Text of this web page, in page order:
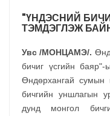
"ҮНДЭСНИЙ
ТЭМДЭГЛЭЖ
Увс /МОНЦАМЭ/.
бичиг үсгийн
Өндөрхангай сумын
бичгийн уншлагын
дунд монгол